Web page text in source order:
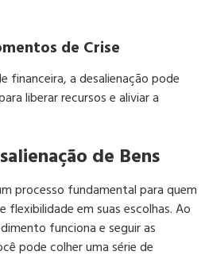
de Crise
financeira, a desalienação pode
liberar recursos e aliviar a
de Bens
processo fundamental para quem
flexibilidade em suas escolhas. Ao
funciona e seguir as
pode colher uma série de